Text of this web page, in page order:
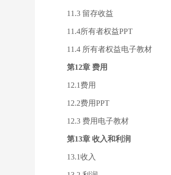
11.3 留存收益
11.4所有者权益PPT
11.4 所有者权益电子教材
第12章 费用
12.1费用
12.2费用PPT
12.3 费用电子教材
第13章 收入和利润
13.1收入